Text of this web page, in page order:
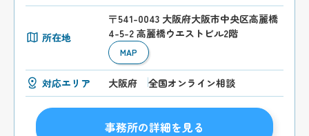
所在地
〒541-0043 大阪府大阪市中央区高麗橋
4-5-2 高麗橋ウエストビル2階
MAP
対応エリア 大阪府 全国オンライン相談
事務所の詳細を見る